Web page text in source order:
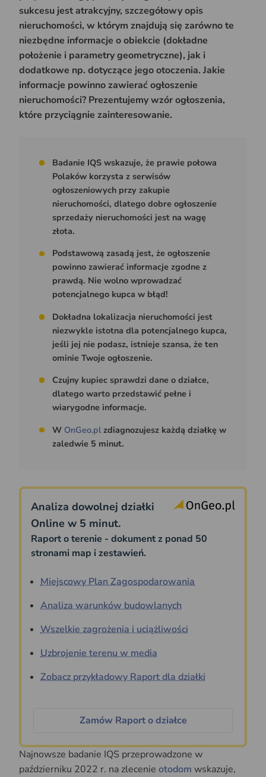
sukcesu jest atrakcyjny, szczegółowy opis
nieruchomości, w którym znajdują się zarówno te
niezbędne informacje o obiekcie (dokładne
położenie i parametry geometryczne), jak i
dodatkowe np. dotyczące jego otoczenia. Jakie
informacje powinno zawierać ogłoszenie
nieruchomości? Prezentujemy wzór ogłoszenia,
które przyciągnie zainteresowanie.
Badanie IQS wskazuje, że prawie połowa
Polaków korzysta z serwisów
ogłoszeniowych przy zakupie
nieruchomości, dlatego dobre ogłoszenie
sprzedaży nieruchomości jest na wagę
złota.
Podstawową zasadą jest, że ogłoszenie
powinno zawierać informacje zgodne z
prawdą. Nie wolno wprowadzać
potencjalnego kupca w błąd!
Dokładna lokalizacja nieruchomości jest
niezwykle istotna dla potencjalnego kupca,
jeśli jej nie podasz, istnieje szansa, że ten
ominie Twoje ogłoszenie.
Czujny kupiec sprawdzi dane o działce,
dlatego warto przedstawić pełne i
wiarygodne informacje.
W OnGeo.plzdiagnozujesz każdą działkę w
zaledwie 5 minut.
Analiza dowolnej działki
Online w 5 minut.
Raport o terenie - dokument z ponad 50
stronami map i zestawień.
Miejscowy Plan Zagospodarowania
Analiza warunków budowlanych
Wszelkie zagrożenia i uciążliwości
Uzbrojenie terenu w media
Zobacz przykładowy Raport dla działki
Zamów Raport o działce
Najnowsze badanie IQS przeprowadzone w
październiku 2022 r. na zlecenie otodom wskazuje,